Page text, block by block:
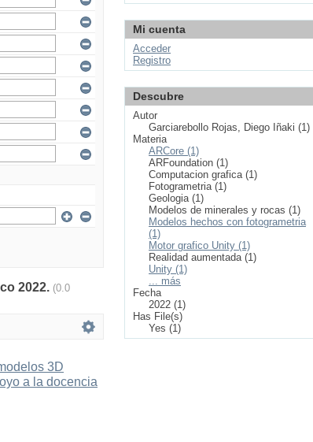
2022. (0.0
3D
a la docencia
Mi cuenta
Acceder
Registro
Descubre
Autor
Garciarebollo Rojas, Diego Iñaki (1)
Materia
ARCore (1)
ARFoundation (1)
Computacion grafica (1)
Fotogrametria (1)
Geologia (1)
Modelos de minerales y rocas (1)
Modelos hechos con fotogrametria
(1)
Motor grafico Unity (1)
Realidad aumentada (1)
Unity (1)
... más
Fecha
2022 (1)
Has File(s)
Yes (1)